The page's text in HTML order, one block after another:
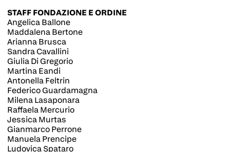
STAFF FONDAZIONE E ORDINE
Angelica Ballone
Maddalena Bertone
Arianna Brusca
Sandra Cavallini
Giulia Di Gregorio
Martina Eandi
Antonella Feltrin
Federico Guardamagna
Milena Lasaponara
Raffaela Mercurio
Jessica Murtas
Gianmarco Perrone
Manuela Prencipe
Ludovica Spataro